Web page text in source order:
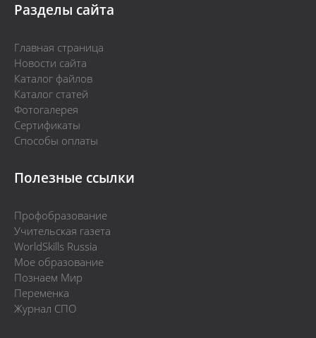
Разделы сайта
Главная страница
Новости сайта
Каталог файлов
Каталог статей
Фотогалерея
Сертификаты
Способы оплаты
Полезные ссылки
Профобразование
Учительская газета
WorldSkills Russia
Мое образование
Познаем Мир
Переменка
Журнал СПО